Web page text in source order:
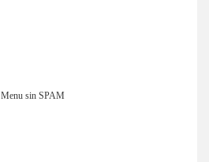
Menu sin SPAM